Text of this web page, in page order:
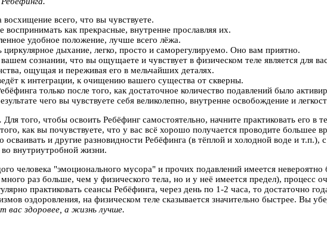
восхищение всего, что вы чувствуете.
как прекрасные, внутренне прославляя их.
удобное положение, лучше всего лёжа.
циркулярное дыхание, легко, просто и саморегулируемо. Оно вам приятно.
сознании, что вы ощущаете и чувствует в физическом теле является для
ощущая и переживая его в мельчайших деталях.
к интеграции, к очищению вашего существа от скверны.
только после того, как достаточное количество подавлений было
чего вы чувствуете себя великолепно, внутренне освобождение и
Для того, чтобы освоить Ребёфинг самостоятельно, начните практиковать его в
как вы почувствуете, что у вас всё хорошо получается проводите большее
осваивать и другие разновидности Ребёфинга (в тёплой и холодной воде и
внутриутробной жизни.
человека "эмоционального мусора" и прочих подавлений имеется
раз больше, чем у физического тела, но и у неё имеется предел), процесс
практиковать сеансы Ребёфинга, через день по 1-2 часа, то достаточно
оздоровления, на физическом теле сказывается значительно быстрее. Вы
вас здоровее, а жизнь лучше.